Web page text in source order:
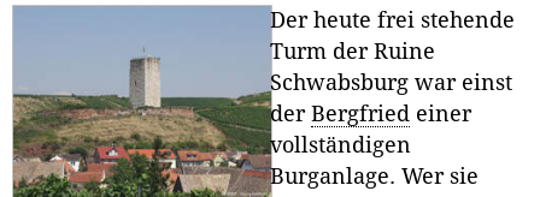
Der heute frei stehende
Turm der Ruine
Schwabsburg war einst
der Bergfried einer
vollständigen
Burganlage. Wer sie